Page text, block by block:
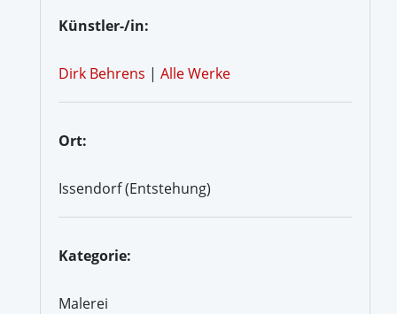
Künstler-/in:
Dirk Behrens | Alle Werke
Ort:
Issendorf (Entstehung)
Kategorie:
Malerei